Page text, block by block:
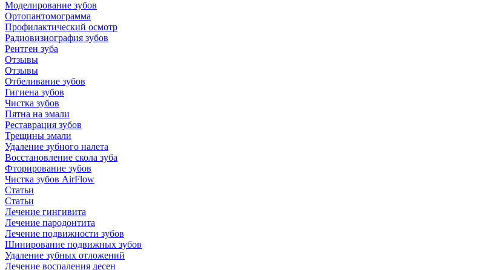
Моделирование зубов
Ортопантомограмма
Профилактический осмотр
Радиовизиография зубов
Рентген зуба
Отзывы
Отзывы
Отбеливание зубов
Гигиена зубов
Чистка зубов
Пятна на эмали
Реставрация зубов
Трещины эмали
Удаление зубного налета
Восстановление скола зуба
Фторирование зубов
Чистка зубов AirFlow
Статьи
Статьи
Лечение гингивита
Лечение пародонтита
Лечение подвижности зубов
Шинирование подвижных зубов
Удаление зубных отложений
Лечение воспаления десен